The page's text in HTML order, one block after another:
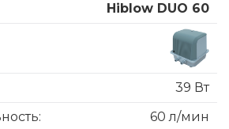
Hiblow DUO 60
39 Вт
60 л/мин